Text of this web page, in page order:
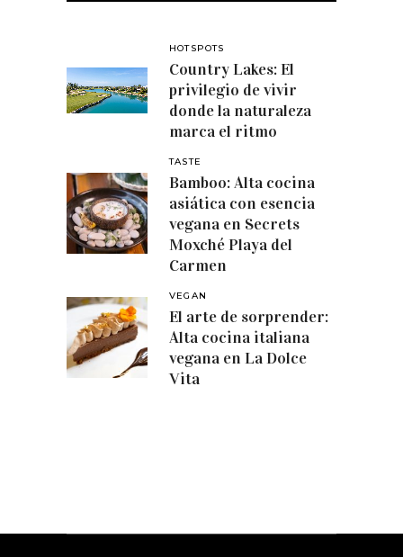
HOTSPOTS
Country Lakes: El
privilegio de vivir
donde la naturaleza
marca el ritmo
TASTE
Bamboo: Alta cocina
asiática con esencia
vegana en Secrets
Moxché Playa del
Carmen
VEGAN
El arte de sorprender:
Alta cocina italiana
vegana en La Dolce
Vita